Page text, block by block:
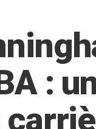
: